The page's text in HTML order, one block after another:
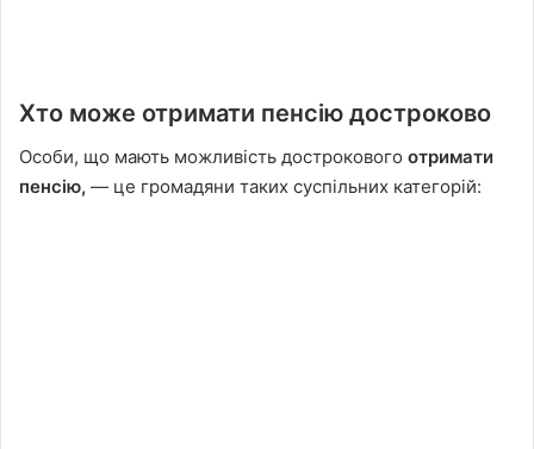
Хто може отримати пенсію достроково
Особи, що мають можливість дострокового отримати
пенсію, — це громадяни таких суспільних категорій: